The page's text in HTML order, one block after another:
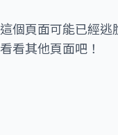
這個頁面可能已經
看看其他頁面吧！